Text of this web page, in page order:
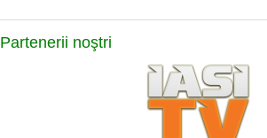
Partenerii noştri